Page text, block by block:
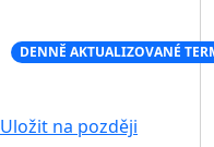
DENNĚ AKTUALIZOVANÉ
Uložit na později